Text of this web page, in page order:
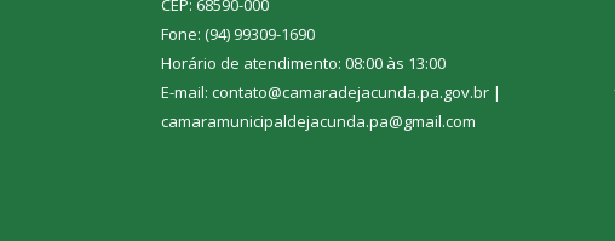
CEP: 68590-000
Fone: (94) 99309-1690
Horário de atendimento: 08:00 às 13:00
E-mail: contato@camaradejacunda.pa.gov.br |
camaramunicipaldejacunda.pa@gmail.com